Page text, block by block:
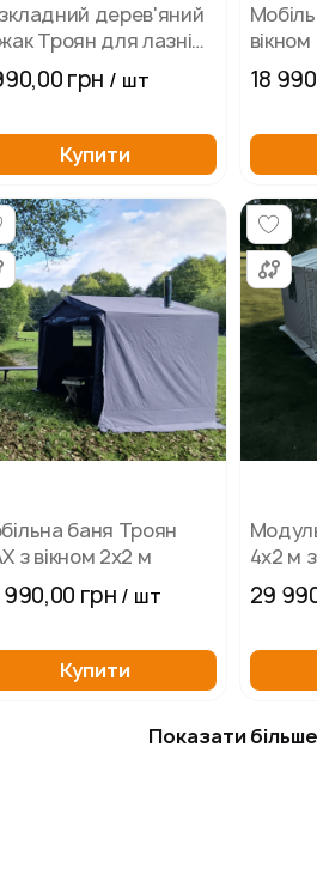
дерев'яний
Троян для лазні
грн / шт
Купити
18
баня Троян
з вікном 2х2 м
990,00 грн / шт
Купити
4х2 м
29
Показати більше